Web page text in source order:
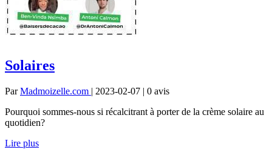
Solaires
ParMadmoizelle.com | 2023-02-07 | 0 avis
Pourquoi sommes-nous si récalcitrant à porter de la crème solaire au
quotidien?
Lire plus